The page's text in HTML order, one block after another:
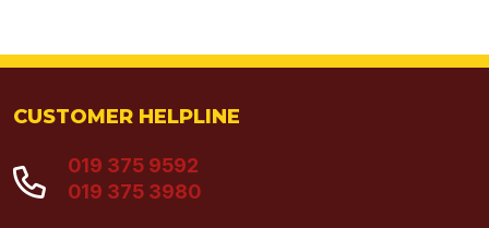
CUSTOMER HELPLINE
019 375 9592
019 375 3980